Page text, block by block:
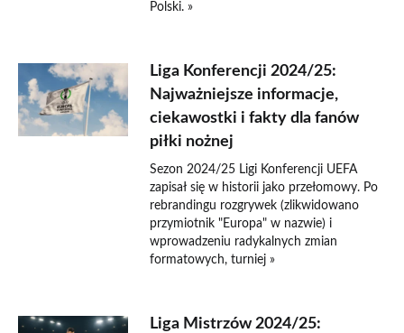
Polski. »
Liga Konferencji 2024/25:
Najważniejsze informacje,
ciekawostki i fakty dla fanów
piłki nożnej
Sezon 2024/25 Ligi Konferencji UEFA
zapisał się w historii jako przełomowy. Po
rebrandingu rozgrywek (zlikwidowano
przymiotnik "Europa" w nazwie) i
wprowadzeniu radykalnych zmian
formatowych, turniej »
Liga Mistrzów 2024/25: